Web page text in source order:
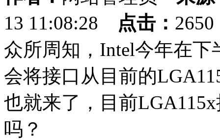
13 11:08:28
点击：
众所周知，Intel今年在下
会将接口从目前的
也就来了，目前
吗？